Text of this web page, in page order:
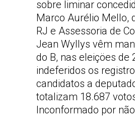
sobre liminar
Marco Aurélio Mello,
RJ e Assessoria de
Jean Wyllys vêm
do B, nas eleiçöes de
indeferidos os
candidatos a
totalizam 18.687
Inconformado por